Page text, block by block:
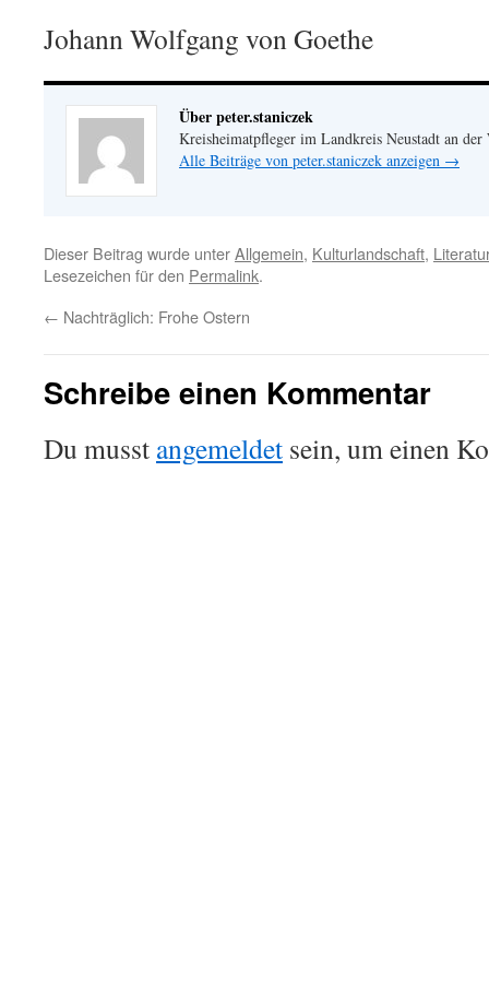
Johann Wolfgang von Goethe
Über peter.staniczek
Kreisheimatpfleger im Landkreis Neustadt an der
Alle Beiträge von peter.staniczek anzeigen →
Dieser Beitrag wurde unterAllgemein, Kulturlandschaft,
Lesezeichen für den Permalink.
← Nachträglich: Frohe Ostern
Schreibe einen Kommentar
Du musst angemeldet sein, um einen